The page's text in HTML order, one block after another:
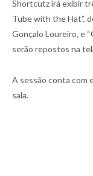
Shortcutz irá exibir
Tube with the Hat”,
Gonçalo Loureiro, e
serão repostos na
A sessão conta com
sala.